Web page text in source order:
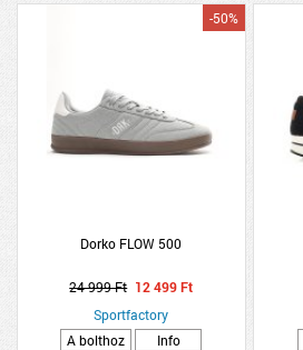
Dorko FLOW 500
-50%
24 999 Ft 12 499 Ft
Sportfactory
A bolthoz
Info